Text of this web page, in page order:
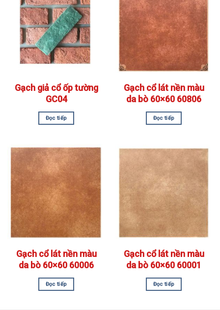
Gạch giả cổ ốp tường
GC04
Đọc tiếp
Gạch cổ lát nền màu
da bò 60×60 60806
Đọc tiếp
Gạch cổ lát nền màu
da bò 60×60 60006
Đọc tiếp
Gạch cổ lát nền màu
da bò 60×60 60001
Đọc tiếp